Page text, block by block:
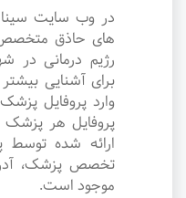
در وب سایت
های حاذق
رژیم درمانی در
برای آشنایی
وارد پروفایل
پروفایل هر پزشک
ارائه شده توسط
تخصص پزشک،
موجود است.